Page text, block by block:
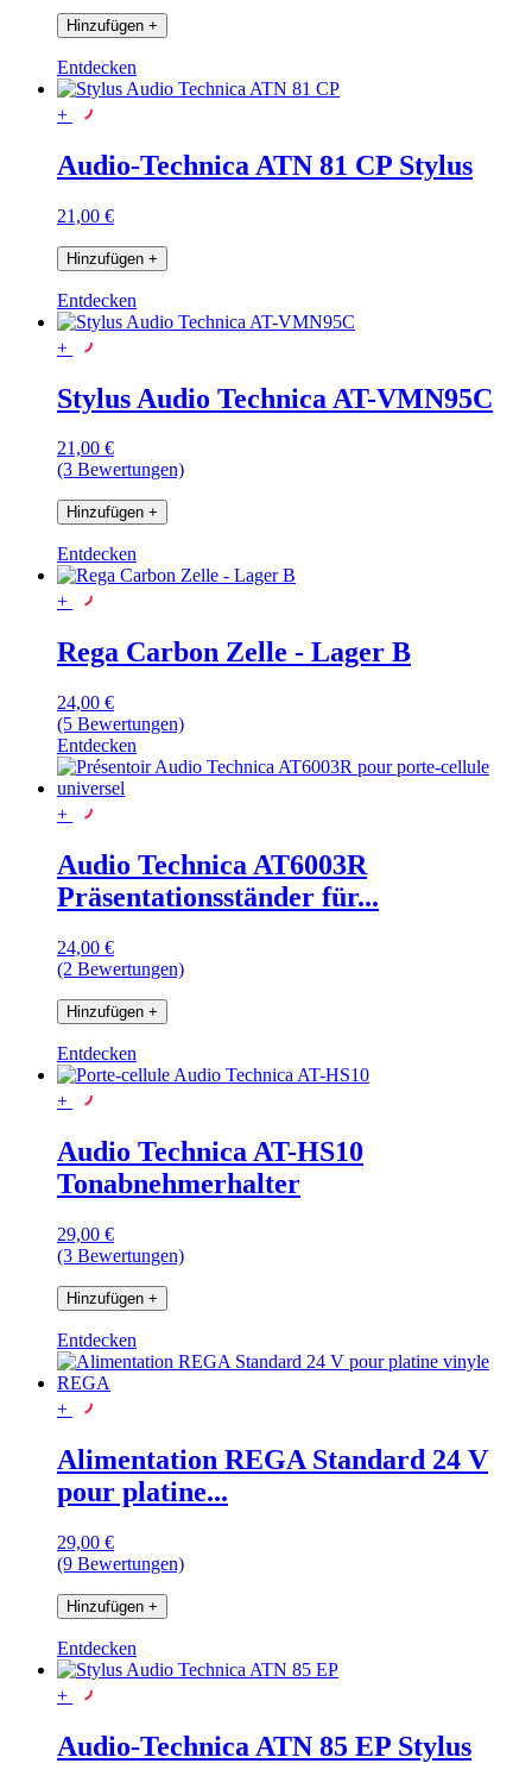
Hinzufügen +
Entdecken
+
Audio-Technica ATN 81 CP Stylus
21,00 €
Hinzufügen +
Entdecken
+
Stylus Audio Technica AT-VMN95C
21,00 €
(3 Bewertungen)
Hinzufügen +
Entdecken
+
Rega Carbon Zelle - Lager B
24,00 €
(5 Bewertungen)
Entdecken
+
Audio Technica AT6003R
Präsentationsständer für...
24,00 €
(2 Bewertungen)
Hinzufügen +
Entdecken
+
Audio Technica AT-HS10
Tonabnehmerhalter
29,00 €
(3 Bewertungen)
Hinzufügen +
Entdecken
+
Alimentation REGA Standard 24 V
pour platine...
29,00 €
(9 Bewertungen)
Hinzufügen +
Entdecken
+
Audio-Technica ATN 85 EP Stylus